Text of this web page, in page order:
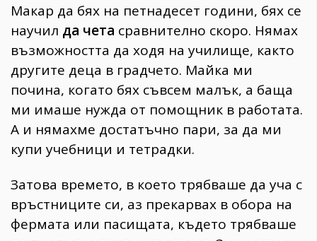
Макар да бях на петнадесет години, бях се
научил да чета сравнително скоро. Нямах
възможността да ходя на училище, както
другите деца в градчето. Майка ми
почина, когато бях съвсем малък, а баща
ми имаше нужда от помощник в работата.
А и нямахме достатъчно пари, за да ми
купи учебници и тетрадки.
Затова времето, в което трябваше да уча с
връстниците си, аз прекарвах в обора на
фермата или пасищата, където трябваше